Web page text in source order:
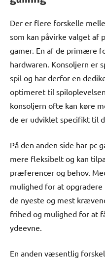
Der er flere forskelle
som kan påvirke valget af
gamer. En af de primære
hardwaren. Konsoljern er
spil og har derfor en
optimeret til
konsoljern ofte kan køre
de er udviklet specifikt til
På den anden side har
mere fleksibelt og kan
præferencer og behov.
mulighed for at
de nyeste og mest
frihed og mulighed for at
ydeevne.
En anden væsentlig